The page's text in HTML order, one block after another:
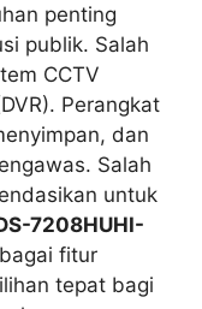
penting
publik. Salah
CCTV
Perangkat
dan
Salah
untuk
7208HUHI-
fitur
tepat bagi